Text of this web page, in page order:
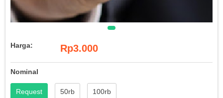
Harga: Rp3.000
Nominal
Request 50rb 100rb